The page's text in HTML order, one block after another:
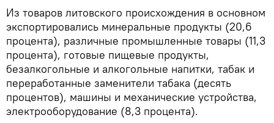
Из товаров литовского происхождения в основном
экспортировались минеральные продукты (20,6
процента), различные промышленные товары (11,3
процента), готовые пищевые продукты,
безалкогольные и алкогольные напитки, табак и
переработанные заменители табака (десять
процентов), машины и механические устройства,
электрооборудование (8,3 процента).